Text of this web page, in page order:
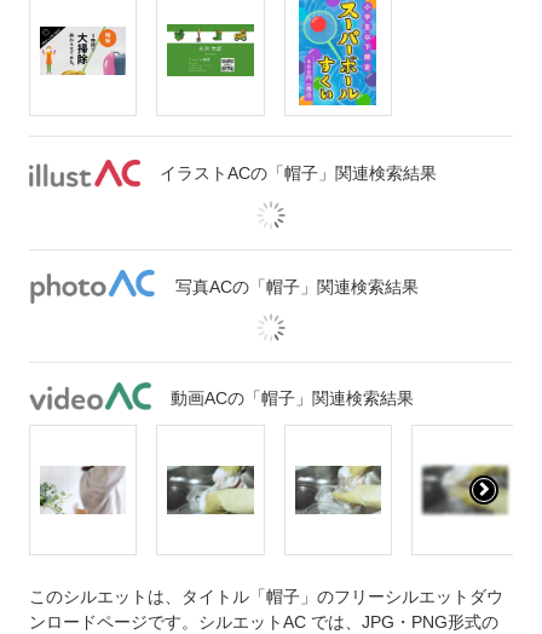
イラストACの「帽子」関連検索結果
写真ACの「帽子」関連検索結果
動画ACの「帽子」関連検索結果
このシルエットは、タイトル「帽子」のフリーシルエットダウ
ンロードページです。シルエットAC では、JPG・PNG形式の